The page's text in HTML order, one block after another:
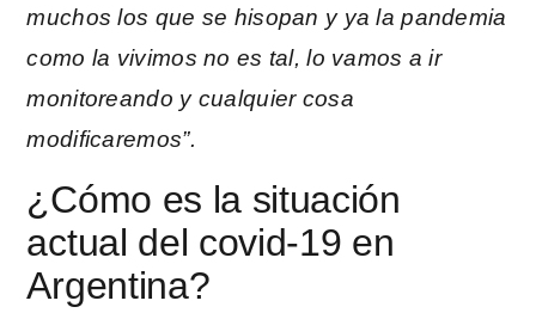
muchos los que se hisopan y ya la pandemia
como la vivimos no es tal, lo vamos a ir
monitoreando y cualquier cosa
modificaremos”.
¿Cómo es la situación
actual del covid-19 en
Argentina?